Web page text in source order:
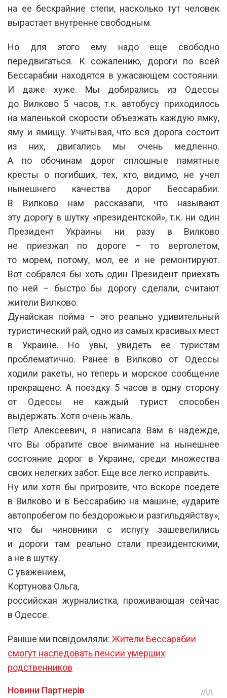
на ее бескрайние степи, насколько тут человек
вырастает внутренне свободным.
Но для этого ему надо еще свободно
передвигаться. К сожалению, дороги по всей
Бессарабии находятся в ужасающем состоянии.
И даже хуже. Мы добирались из Одессы
до Вилково 5 часов, т.к. автобусу приходилось
на маленькой скорости объезжать каждую ямку,
яму и ямищу. Учитывая, что вся дорога состоит
из них, двигались мы очень медленно.
А по обочинам дорог сплошные памятные
кресты о погибших, тех, кто, видимо, не учел
нынешнего качества дорог Бессарабии.
В Вилково нам рассказали, что называют
эту дорогу в шутку «президентской», т.к. ни один
Президент Украины ни разу в Вилково
не приезжал по дороге – то вертолетом,
то морем, потому, мол, ее и не ремонтируют.
Вот собрался бы хоть один Президент приехать
по ней – быстро бы дорогу сделали, считают
жители Вилково.
Дунайская пойма – это реально удивительный
туристический рай, одно из самых красивых мест
в Украине. Но увы, увидеть ее туристам
проблематично. Ранее в Вилково от Одессы
ходили ракеты, но теперь и морское сообщение
прекращено. А поездку 5 часов в одну сторону
от Одессы не каждый турист способен
выдержать. Хотя очень жаль.
Петр Алексеевич, я написала Вам в надежде,
что Вы обратите свое внимание на нынешнее
состояние дорог в Украине, среди множества
своих нелегких забот. Еще все легко исправить.
Ну или хотя бы пригрозите, что вскоре поедете
в Вилково и в Бессарабию на машине, «ударите
автопробегом по бездорожью и разгильдяйству»,
что бы чиновники с испугу зашевелились
и дороги там реально стали президентскими,
а не в шутку.
С уважением,
Кортунова Ольга,
российская журналистка, проживающая сейчас
в Одессе.
Раніше ми повідомляли: Жители Бессарабии
смогут наследовать пенсии умерших
родственников